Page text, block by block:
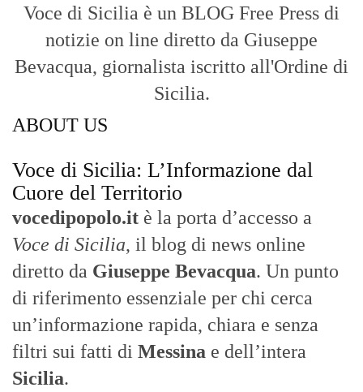
Voce di Sicilia è un BLOG Free Press di
notizie on line diretto da Giuseppe
Bevacqua, giornalista iscritto all'Ordine di
Sicilia.
ABOUT US
Voce di Sicilia: L’Informazione dal
Cuore del Territorio
vocedipopolo.it è la porta d’accesso a
Voce di Sicilia, il blog di news online
diretto da Giuseppe Bevacqua. Un punto
di riferimento essenziale per chi cerca
un’informazione rapida, chiara e senza
filtri sui fatti di Messina e dell’intera
Sicilia.